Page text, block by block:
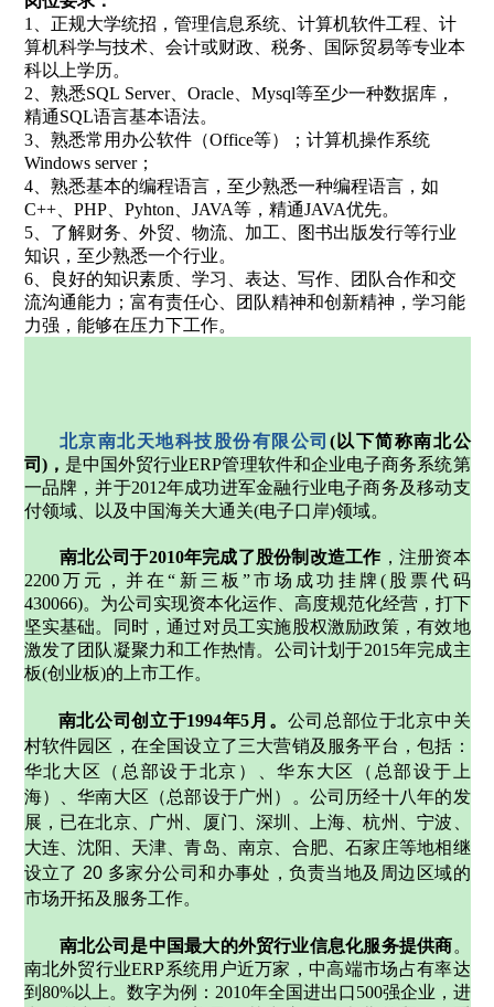
1、正规大学统招，管理信息系统、计算机软件工程、计
算机科学与技术、会计或财政、税务、国际贸易等专业本
科以上学历。
2、熟悉SQL Server、Oracle、Mysql等至少一种数据库，
精通SQL语言基本语法。
3、熟悉常用办公软件（Office等）；计算机操作系统
Windows server；
4、熟悉基本的编程语言，至少熟悉一种编程语言，如
C++、PHP、Pyhton、JAVA等，精通JAVA优先。
5、了解财务、外贸、物流、加工、图书出版发行等行业
知识，至少熟悉一个行业。
6、良好的知识素质、学习、表达、写作、团队合作和交
流沟通能力；富有责任心、团队精神和创新精神，学习能
力强，能够在压力下工作。
北京南北天地科技股份有限公司 (以下简称南北公
司 )， 是中国外贸行业ERP管理软件和企业电子商务系统第
一品牌，并于2012年成功进军金融行业电子商务及移动支
付领域、以及中国海关大通关(电子口岸)领域。
南北公司于2010年完成了股份制改造工作，注册资本
2200万元，并在“新三板”市场成功挂牌(股票代码
430066)。为公司实现资本化运作、高度规范化经营，打下
坚实基础。同时，通过对员工实施股权激励政策，有效地
激发了团队凝聚力和工作热情。公司计划于2015年完成主
板(创业板)的上市工作。
南北公司创立于1994年5月。 公司总部位于北京中关
村软件园区，在全国设立了三大营销及服务平台，包括：
华北大区（总部设于北京）、华东大区（总部设于上
海）、华南大区（总部设于广州）。公司历经十八年的发
展，已在北京、广州、厦门、深圳、上海、杭州、宁波、
大连、沈阳、天津、青岛、南京、合肥、石家庄等地相继
设立了 20 多家分公司和办事处，负责当地及周边区域的
市场开拓及服务工作。
南北公司是中国最大的外贸行业信息化服务提供商。
南北外贸行业ERP系统用户近万家，中高端市场占有率达
到80%以上。数字为例：2010年全国进出口500强企业，进